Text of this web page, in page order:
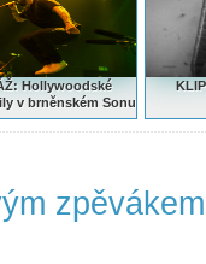
Hollywoodské
v brněnském Sonu